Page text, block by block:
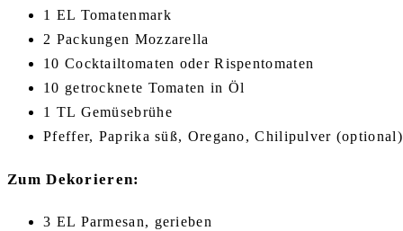
1 EL Tomatenmark
2 Packungen Mozzarella
10 Cocktailtomaten oder Rispentomaten
10 getrocknete Tomaten in Öl
1 TL Gemüsebrühe
Pfeffer, Paprika süß, Oregano, Chilipulver
Zum Dekorieren:
3 EL Parmesan, gerieben